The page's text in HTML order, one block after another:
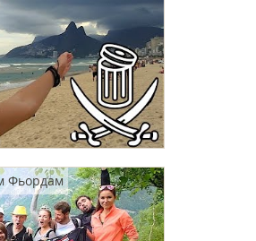
Фьордам